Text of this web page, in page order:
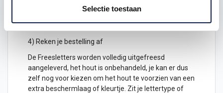
Selectie toestaan
aantal letters aan
3) Plaats het in je winkelwagen
4) Reken je bestelling af
De Freesletters worden volledig uitgefreesd
aangeleverd, het hout is onbehandeld, je kan er dus
zelf nog voor kiezen om het hout te voorzien van een
extra beschermlaag of kleurtje. Zit je lettertype of